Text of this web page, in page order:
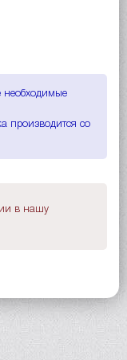
необходимые
производится со
в нашу